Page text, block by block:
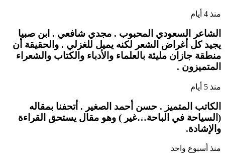
منذ 4 أيام
الشاعر السعودي المحبوب . مجدي شافعي . ابن صبيا
يجيد كل أغراض الشعر لكنه يميل للغزلي . والحقيقة أن
منطقة جازان مليئة بالعلماء والأدباء والكتاب والشعراء
المتميزون .
منذ 5 أيام
الكاتب المتميز . حسن أحمد الصغير . أتحفنا بمقاله
(السياحة في الباحة…غير ) وهو مقال يستحق القراءة
والإشادة.
منذ أسبوع واحد